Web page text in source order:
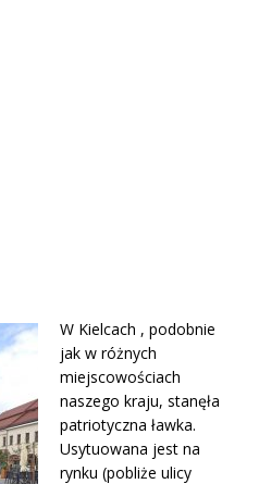
W Kielcach , podobnie
jak w różnych
miejscowościach
naszego kraju, stanęła
patriotyczna ławka.
Usytuowana jest na
rynku (pobliże ulicy